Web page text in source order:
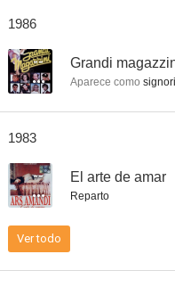
1986
-- Grandi
Aparece como
1983
-- El arte de amar
Reparto
Ver todo